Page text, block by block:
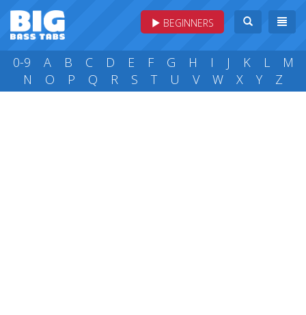
BEGINNERS
0-9 A B C D E F G H I J K L
M
N
O P Q R S T U V W X Y Z